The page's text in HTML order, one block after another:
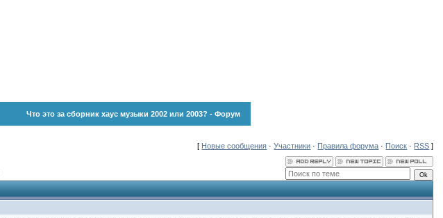
Что это за сборник хаус музыки 2002 или 2003? - Форум
[ Новые сообщения ·Участники · Правила форума · Поиск · RSS ]